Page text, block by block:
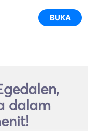
BUKA
dalam